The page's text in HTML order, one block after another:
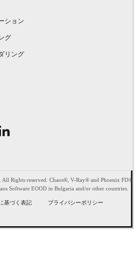
ション
グ
リング
All Rights reserved. Chaos®, V-Ray® and Phoenix FD®
Software EOOD in Bulgaria and/or other countries.
基づく表記
プライバシーポリシー